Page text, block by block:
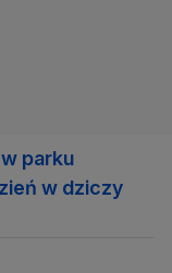
parku
w dziczy